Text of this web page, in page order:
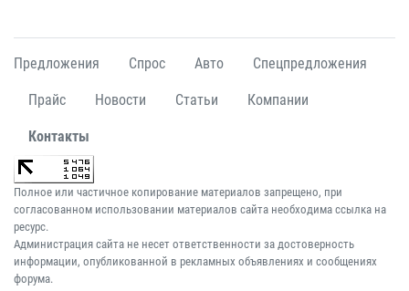
Предложения Спрос Авто Спецпредложения
Прайс Новости Статьи Компании
Контакты
Полное или частичное копирование материалов запрещено, при
согласованном использовании материалов сайта необходима ссылка на
ресурс.
Администрация сайта не несет ответственности за достоверность
информации, опубликованной в рекламных объявлениях и сообщениях
форума.